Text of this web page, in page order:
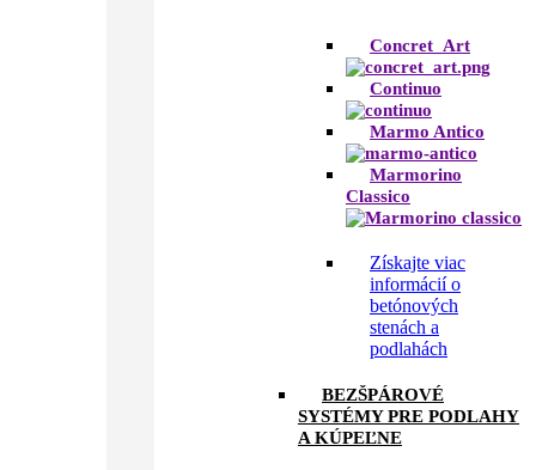
Concret_Art
Continuo
Marmo Antico
Marmorino
Classico
Získajte viac
informácií o
betónových
stenách a
podlahách
BEZŠPÁROVÉ
SYSTÉMY PRE PODLAHY
A KÚPEĽNE